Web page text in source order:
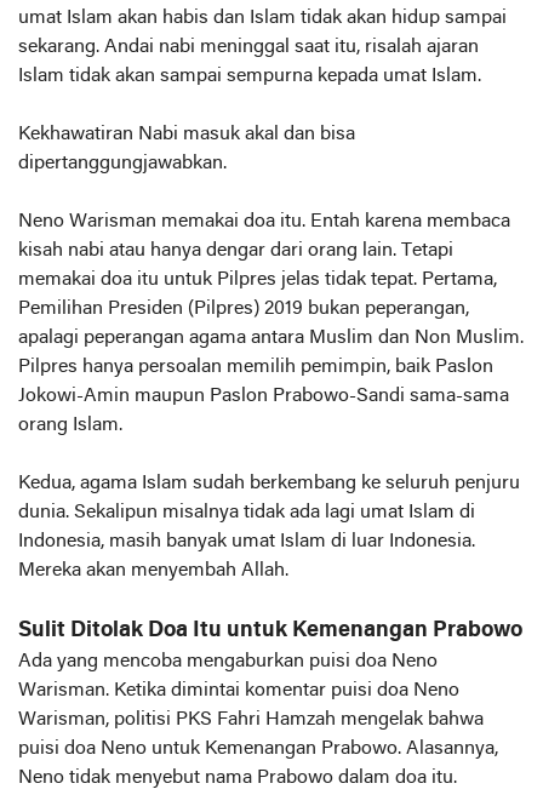
umat Islam akan habis dan Islam tidak akan hidup sampai
sekarang. Andai nabi meninggal saat itu, risalah ajaran
Islam tidak akan sampai sempurna kepada umat Islam.
Kekhawatiran Nabi masuk akal dan bisa
dipertanggungjawabkan.
Neno Warisman memakai doa itu. Entah karena membaca
kisah nabi atau hanya dengar dari orang lain. Tetapi
memakai doa itu untuk Pilpres jelas tidak tepat. Pertama,
Pemilihan Presiden (Pilpres) 2019 bukan peperangan,
apalagi peperangan agama antara Muslim dan Non Muslim.
Pilpres hanya persoalan memilih pemimpin, baik Paslon
Jokowi-Amin maupun Paslon Prabowo-Sandi sama-sama
orang Islam.
Kedua, agama Islam sudah berkembang ke seluruh penjuru
dunia. Sekalipun misalnya tidak ada lagi umat Islam di
Indonesia, masih banyak umat Islam di luar Indonesia.
Mereka akan menyembah Allah.
Sulit Ditolak Doa Itu untuk Kemenangan Prabowo
Ada yang mencoba mengaburkan puisi doa Neno
Warisman. Ketika dimintai komentar puisi doa Neno
Warisman, politisi PKS Fahri Hamzah mengelak bahwa
puisi doa Neno untuk Kemenangan Prabowo. Alasannya,
Neno tidak menyebut nama Prabowo dalam doa itu.